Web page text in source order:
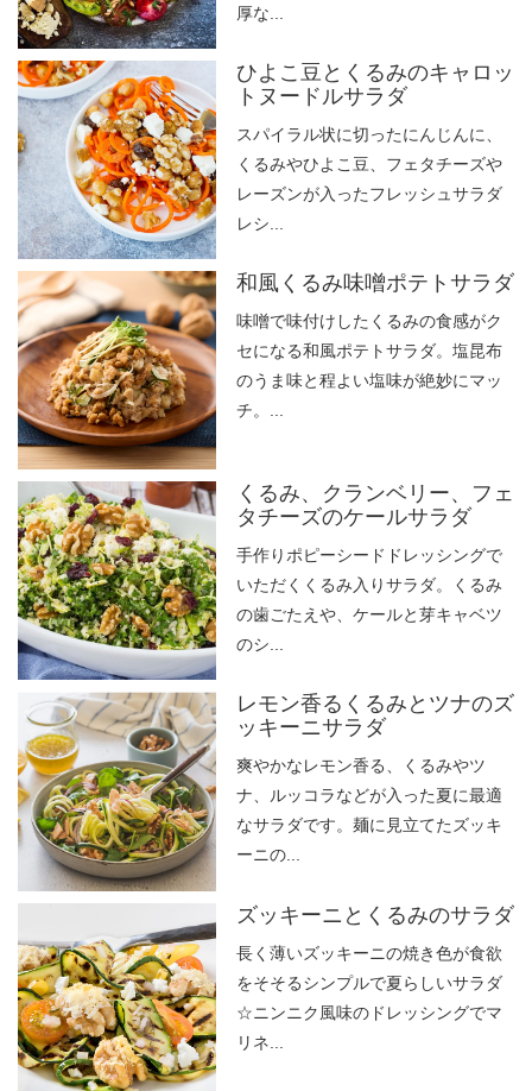
厚な...
ひよこ豆とくるみのキャロッ
トヌードルサラダ
スパイラル状に切ったにんじんに、
くるみやひよこ豆、フェタチーズや
レーズンが入ったフレッシュサラダ
レシ...
和風くるみ味噌ポテトサラダ
味噌で味付けしたくるみの食感がク
セになる和風ポテトサラダ。塩昆布
のうま味と程よい塩味が絶妙にマッ
チ。...
くるみ、クランベリー、フェ
タチーズのケールサラダ
手作りポピーシードドレッシングで
いただくくるみ入りサラダ。くるみ
の歯ごたえや、ケールと芽キャベツ
のシ...
レモン香るくるみとツナのズ
ッキーニサラダ
爽やかなレモン香る、くるみやツ
ナ、ルッコラなどが入った夏に最適
なサラダです。麺に見立てたズッキ
ーニの...
ズッキーニとくるみのサラダ
長く薄いズッキーニの焼き色が食欲
をそそるシンプルで夏らしいサラダ
☆ニンニク風味のドレッシングでマ
リネ...